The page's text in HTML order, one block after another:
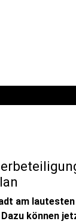
am lautesten
können